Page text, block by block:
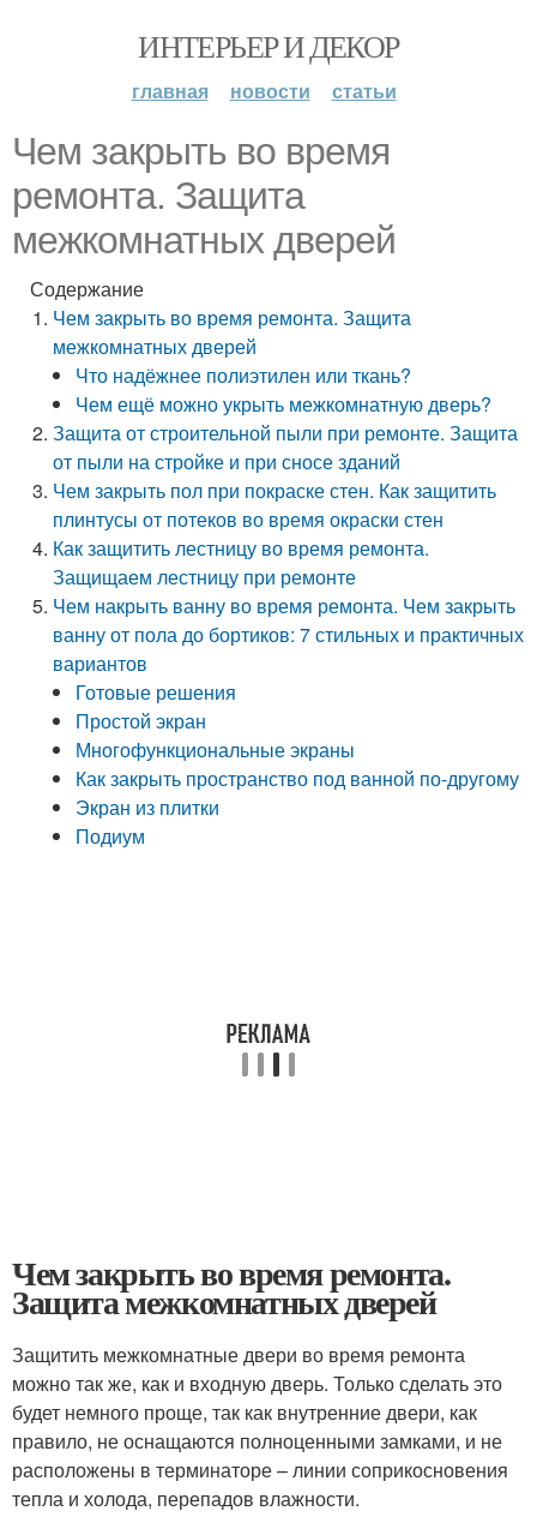
ИНТЕРЬЕР И ДЕКОР
главная новости статьи
Чем закрыть во время
ремонта. Защита
межкомнатных дверей
Содержание
Чем закрыть во время ремонта. Защита
межкомнатных дверей
Что надёжнее полиэтилен или ткань?
Чем ещё можно укрыть межкомнатную дверь?
Защита от строительной пыли при ремонте. Защита
от пыли на стройке и при сносе зданий
Чем закрыть пол при покраске стен. Как защитить
плинтусы от потеков во время окраски стен
Как защитить лестницу во время ремонта.
Защищаем лестницу при ремонте
Чем накрыть ванну во время ремонта. Чем закрыть
ванну от пола до бортиков: 7 стильных и практичных
вариантов
Готовые решения
Простой экран
Многофункциональные экраны
Как закрыть пространство под ванной по-другому
Экран из плитки
Подиум
Чем закрыть во время ремонта.
Защита межкомнатных дверей
Защитить межкомнатные двери во время ремонта
можно так же, как и входную дверь. Только сделать это
будет немного проще, так как внутренние двери, как
правило, не оснащаются полноценными замками, и не
расположены в терминаторе – линии соприкосновения
тепла и холода, перепадов влажности.